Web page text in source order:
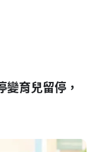
育兒留停，